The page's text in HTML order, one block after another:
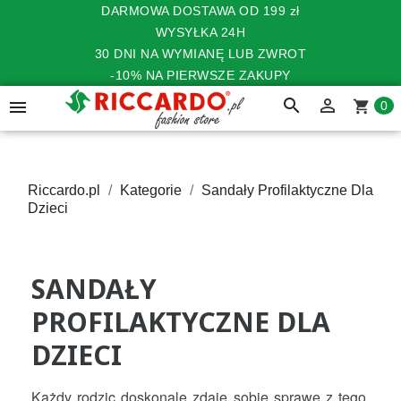
DARMOWA DOSTAWA OD 199 zł
WYSYŁKA 24H
30 DNI NA WYMIANĘ LUB ZWROT
-10% NA PIERWSZE ZAKUPY
 search  shopping_cart 0
Riccardo.pl Kategorie
Sandały Profilaktyczne Dla
Dzieci
SANDAŁY
PROFILAKTYCZNE DLA
DZIECI